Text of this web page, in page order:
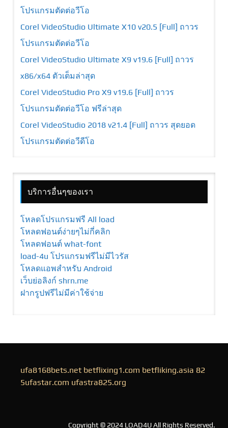
โปรแกรมตัดต่อวีโอ
Corel VideoStudio Ultimate X10 v20.5 [Full] ถาวร
โปรแกรมตัดต่อวีโอ
Corel VideoStudio Ultimate X9 v19.6 [Full] ถาวร
x86/x64 ตัวเต็มล่าสุด
Corel VideoStudio Pro X9 v19.6 [Full] ถาวร
โปรแกรมตัดต่อวีโอ ฟรีล่าสุด
Corel VideoStudio 2018 v21.4 [Full] ถาวร สุดยอด
โปรแกรมตัดต่อวีดีโอ
บริการอื่นๆของเรา
โหลดโปรแกรมฟรี All load
โหลดฟอนต์ง่ายๆไม่กี่คลิก
โหลดฟอนต์ what-font
load-4u โปรแกรมฟรีไม่มีไวรัส
โหลดแอพสำหรับ Android
เว็บย่อลิงก์ shrn.me
ฝากรูปฟรีไม่มีค่าใช้จ่าย
ufa8168bets.net betflixing1.com betfliking.asia 82
5ufastar.com ufastra825.org
Copyright © 2024 LOAD4U All Rights Reserved.